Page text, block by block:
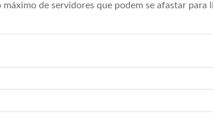
de servidores que podem se afastar